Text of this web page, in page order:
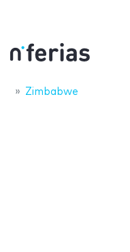
Zimbabwe